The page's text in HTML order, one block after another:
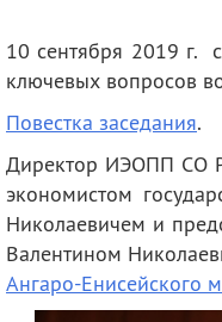
деятельность
Контакты
10 сентября 2019 г.
ключевых вопросов
Повестка заседания.
Директор ИЭОПП СО
экономистом
Николаевичем и
Валентином
Ангаро-Енисейского